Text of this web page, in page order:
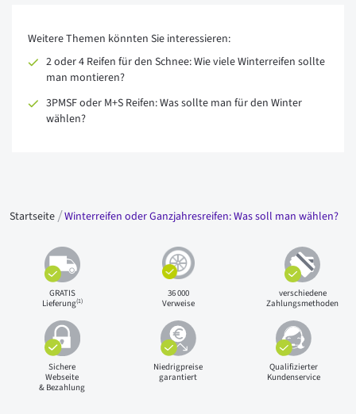
Weitere Themen könnten Sie interessieren:
2 oder 4 Reifen für den Schnee: Wie viele Winterreifen sollte
man montieren?
3PMSF oder M+S Reifen: Was sollte man für den Winter
wählen?
Startseite Winterreifen oder Ganzjahresreifen: Was soll man wählen?
GRATIS
Lieferung(1)
36 000
Verweise
verschiedene
Zahlungsmethoden
Sichere
Webseite
& Bezahlung
Niedrigpreise
garantiert
Qualifizierter
Kundenservice